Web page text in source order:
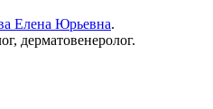
Елена Юрьевна.
дерматовенеролог.